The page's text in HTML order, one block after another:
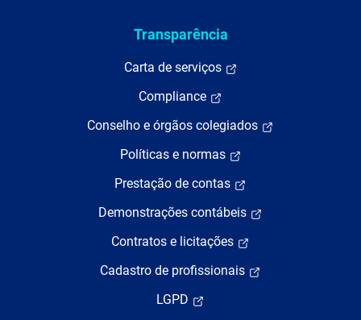
Transparência
Carta de serviços
Compliance
Conselho e órgãos colegiados
Políticas e normas
Prestação de contas
Demonstrações contábeis
Contratos e licitações
Cadastro de profissionais
LGPD